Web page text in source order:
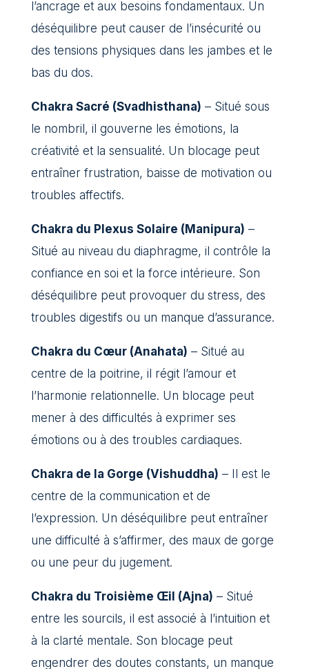
l’ancrage et aux besoins fondamentaux. Un
déséquilibre peut causer de l’insécurité ou
des tensions physiques dans les jambes et le
bas du dos.
Chakra Sacré (Svadhisthana) – Situé sous
le nombril, il gouverne les émotions, la
créativité et la sensualité. Un blocage peut
entraîner frustration, baisse de motivation ou
troubles affectifs.
Chakra du Plexus Solaire (Manipura) –
Situé au niveau du diaphragme, il contrôle la
confiance en soi et la force intérieure. Son
déséquilibre peut provoquer du stress, des
troubles digestifs ou un manque d’assurance.
Chakra du Cœur (Anahata) – Situé au
centre de la poitrine, il régit l’amour et
l’harmonie relationnelle. Un blocage peut
mener à des difficultés à exprimer ses
émotions ou à des troubles cardiaques.
Chakra de la Gorge (Vishuddha) – Il est le
centre de la communication et de
l’expression. Un déséquilibre peut entraîner
une difficulté à s’affirmer, des maux de gorge
ou une peur du jugement.
Chakra du Troisième Œil (Ajna) – Situé
entre les sourcils, il est associé à l’intuition et
à la clarté mentale. Son blocage peut
engendrer des doutes constants, un manque